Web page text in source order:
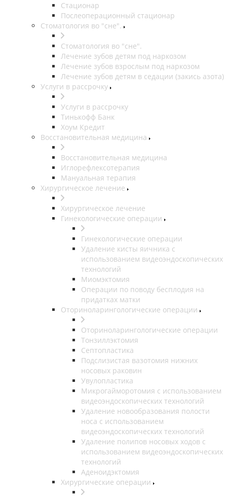
Стационар
Послеоперационный стационар
Стоматология во "сне".
Стоматология во "сне".
Лечение зубов детям под наркозом
Лечение зубов взрослым под наркозом
Лечение зубов детям в седации (закись азота)
Услуги в рассрочку
Услуги в рассрочку
Тинькофф Банк
Хоум Кредит
Восстановительная медицина
Восстановительная медицина
Иглорефлексотерапия
Мануальная терапия
Хирургическое лечение
Хирургическое лечение
Гинекологические операции
Гинекологические операции
Удаление кисты яичника с
использованием видеоэндоскопических
технологий
Миомэктомия
Операции по поводу бесплодия на
придатках матки
Оториноларингологические операции
Оториноларингологические операции
Тонзиллэктомия
Септопластика
Подслизистая вазотомия нижних
носовых раковин
Увулопластика
Микрогайморотомия с использованием
видеоэндоскопических технологий
Удаление новообразования полости
носа с использованием
видеоэндоскопических технологий
Удаление полипов носовых ходов с
использованием видеоэндоскопических
технологий
Аденоидэктомия
Хирургические операции